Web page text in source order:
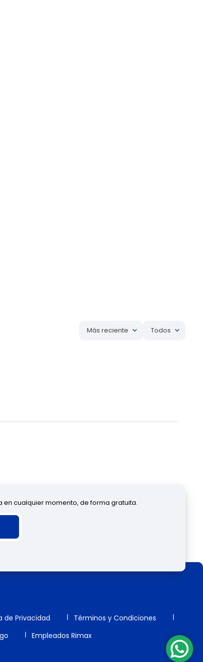
Más reciente Todos
cualquier momento, de forma gratuita.
de Privacidad
Términos y Condiciones
Empleados Rimax